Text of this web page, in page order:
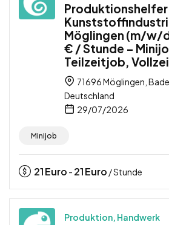
Produktionshelfer
Möglingen (m/w/
€ / Stunde –
Teilzeitjob,
71696 Möglingen,
Deutschland
29/07/2026
Minijob
21Euro - 21Euro / Stunde
Produktion, Handwerk